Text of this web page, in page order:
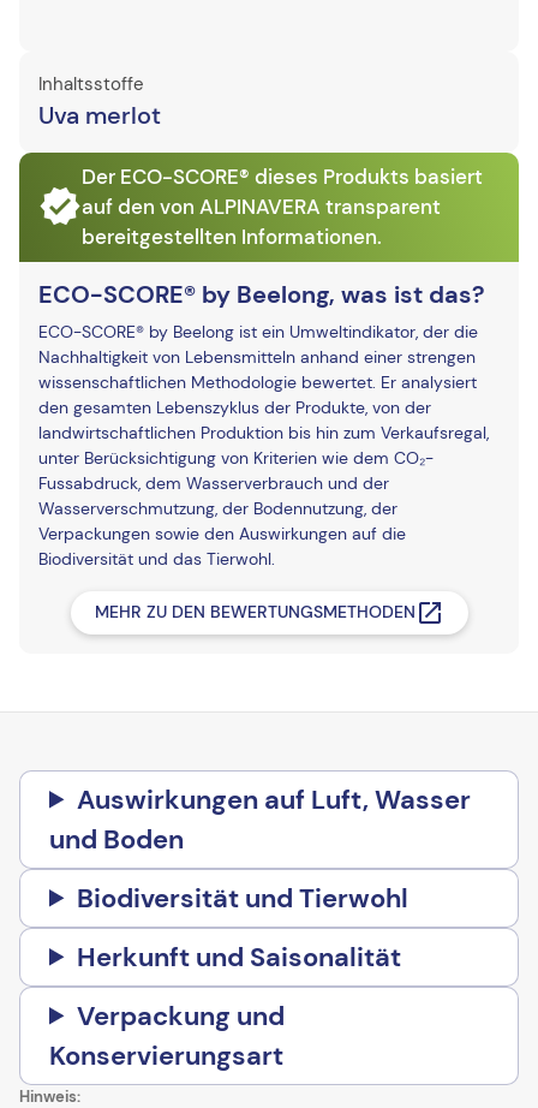
Inhaltsstoffe
Uva merlot
Der ECO-SCORE® dieses Produkts basiert
auf den von ALPINAVERA transparent
bereitgestellten Informationen.
ECO-SCORE® by Beelong, was ist das?
ECO-SCORE® by Beelong ist ein Umweltindikator, der die
Nachhaltigkeit von Lebensmitteln anhand einer strengen
wissenschaftlichen Methodologie bewertet. Er analysiert
den gesamten Lebenszyklus der Produkte, von der
landwirtschaftlichen Produktion bis hin zum Verkaufsregal,
unter Berücksichtigung von Kriterien wie dem CO₂-
Fussabdruck, dem Wasserverbrauch und der
Wasserverschmutzung, der Bodennutzung, der
Verpackungen sowie den Auswirkungen auf die
Biodiversität und das Tierwohl.
MEHR ZU DEN BEWERTUNGSMETHODEN
Auswirkungen auf Luft, Wasser
und Boden
Biodiversität und Tierwohl
Herkunft und Saisonalität
Verpackung und
Konservierungsart
Hinweis: